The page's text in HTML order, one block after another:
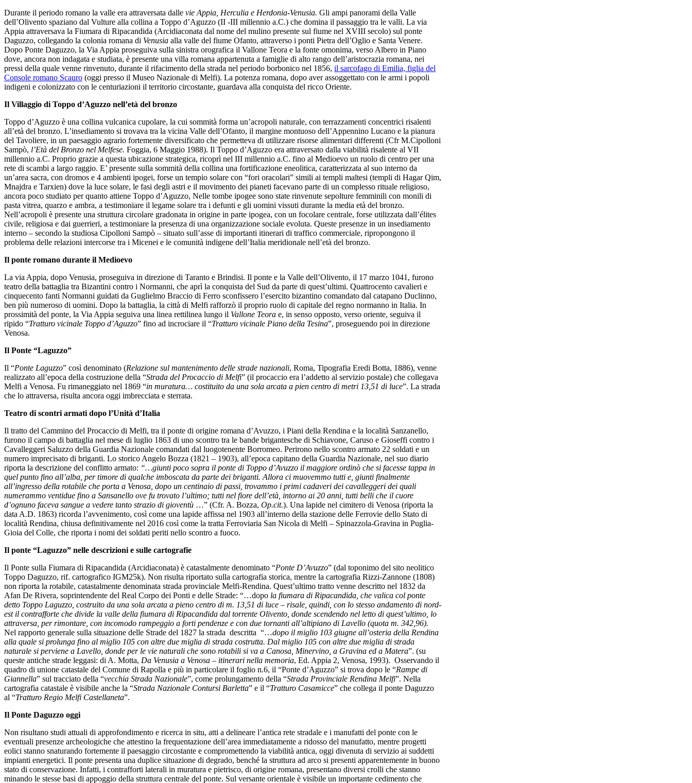
Durante il periodo romano la valle era attraversata dalle vie Appia, Herculia e Herdonia-Venusia. Gli ampi panorami della Valle
dell’Olivento spaziano dal Vulture alla collina a Toppo d’Aguzzo (II -III millennio a.C.) che domina il passaggio tra le valli. La via
Appia attraversava la Fiumara di Ripacandida (Arcidiaconata dal nome del mulino presente sul fiume nel XVIII secolo) sul ponte
Daguzzo, collegando la colonia romana di Venusia alla valle del fiume Ofanto, attraverso i ponti Pietra dell’Oglio e Santa Venere.
Dopo Ponte Daguzzo, la Via Appia proseguiva sulla sinistra orografica il Vallone Teora e la fonte omonima, verso Albero in Piano
dove, ancora non indagata e studiata, è presente una villa romana appartenuta a famiglie di alto rango dell’aristocrazia romana, nei
pressi della quale venne rinvenuto, durante il rifacimento della strada nel periodo borbonico nel 1856, il sarcofago di Emilia, figlia del
Console romano Scauro (oggi presso il Museo Nazionale di Melfi). La potenza romana, dopo aver assoggettato con le armi i popoli
indigeni e colonizzato con le centuriazioni il territorio circostante, guardava alla conquista del ricco Oriente.
Il Villaggio di Toppo d’Aguzzo nell’età del bronzo
Toppo d’Aguzzo è una collina vulcanica cupolare, la cui sommità forma un’acropoli naturale, con terrazzamenti concentrici risalenti
all’età del bronzo. L’insediamento si trovava tra la vicina Valle dell’Ofanto, il margine montuoso dell’Appennino Lucano e la pianura
del Tavoliere, in un paesaggio agrario fortemente diversificato che permetteva di utilizzare risorse alimentari differenti (Cfr M.Cipolloni
Sampò, l’Età del Bronzo nel Melfese. Foggia, 6 Maggio 1988). Il Toppo d’Aguzzo era attraversato dalla viabilità risalente al VII
millennio a.C. Proprio grazie a questa ubicazione strategica, ricoprì nel III millennio a.C. fino al Medioevo un ruolo di centro per una
rete di scambi a largo raggio. E’ presente sulla sommità della collina una fortificazione eneolitica, caratterizzata al suo interno da
un’area sacra, con dromos e 4 ambienti ipogei, forse un tempio solare con “fori oracolari” simili ai templi maltesi (templi di Hagar Qim,
Mnajdra e Tarxien) dove la luce solare, le fasi degli astri e il movimento dei pianeti facevano parte di un complesso rituale religioso,
ancora poco studiato per quanto attiene Toppo d’Aguzzo, Nelle tombe ipogee sono state rinvenute sepolture femminili con monili di
pasta vitrea, quarzo e ambra, a testimoniare il legame solare tra i defunti e gli uomini vissuti durante la media età del bronzo.
Nell’acropoli è presente una struttura circolare gradonata in origine in parte ipogea, con un focolare centrale, forse utilizzata dall’élites
civile, religiosa e dai guerrieri, a testimoniare la presenza di una organizzazione sociale evoluta. Queste presenze in un insediamento
interno – secondo la studiosa Cipolloni Sampò – situato sull’asse di importanti itinerari di traffico commerciale, ripropongono il
problema delle relazioni intercorse tra i Micenei e le comunità indigene dell’Italia meridionale nell’età del bronzo.
Il ponte romano durante il Medioevo
La via Appia, dopo Venusia, proseguiva in direzione di Taranto e Brindisi. Il ponte e la Valle dell’Olivento, il 17 marzo 1041, furono
teatro della battaglia tra Bizantini contro i Normanni, che aprì la conquista del Sud da parte di quest’ultimi. Quattrocento cavalieri e
cinquecento fanti Normanni guidati da Guglielmo Braccio di Ferro sconfissero l’esercito bizantino comandato dal catapano Duclinno,
ben più numeroso di uomini. Dopo la battaglia, la città di Melfi rafforzò il proprio ruolo di capitale del regno normanno in Italia. In
prossimità del ponte, la Via Appia seguiva una linea rettilinea lungo il Vallone Teora e, in senso opposto, verso oriente, seguiva il
ripido “Tratturo vicinale Toppo d’Aguzzo” fino ad incrociare il “Tratturo vicinale Piano della Tesina”, proseguendo poi in direzione
Venosa.
Il Ponte “Laguzzo”
Il “Ponte Laguzzo” così denominato (Relazione sul mantenimento delle strade nazionali, Roma, Tipografia Eredi Botta, 1886), venne
realizzato all’epoca della costruzione della “Strada del Procaccio di Melfi” (il procaccio era l’addetto al servizio postale) che collegava
Melfi a Venosa. Fu rimaneggiato nel 1869 “in muratura… costituito da una sola arcata a pien centro di metri 13,51 di luce”. La strada
che lo attraversa, risulta ancora oggi imbrecciata e sterrata.
Teatro di scontri armati dopo l’Unità d’Italia
Il tratto del Cammino del Procaccio di Melfi, tra il ponte di origine romana d’Avuzzo, i Piani della Rendina e la località Sanzanello,
furono il campo di battaglia nel mese di luglio 1863 di uno scontro tra le bande brigantesche di Schiavone, Caruso e Gioseffi contro i
Cavalleggeri Saluzzo della Guardia Nazionale comandati dal luogotenente Borromeo. Perirono nello scontro armato 22 soldati e un
numero imprecisato di briganti. Lo storico Angelo Bozza (1821 – 1903), all’epoca capitano della Guardia Nazionale, nel suo diario
riporta la descrizione del conflitto armato: “…giunti poco sopra il ponte di Toppo d’Avuzzo il maggiore ordinò che si facesse tappa in
quel punto fino all’alba, per timore di qualche imboscata da parte dei briganti. Allora ci muovemmo tutti e, giunti finalmente
all’ingresso della rotabile che porta a Venosa, dopo un centinaio di passi, trovammo i primi cadaveri dei cavalleggeri dei quali
numerammo ventidue fino a Sansanello ove fu trovato l’ultimo; tutti nel fiore dell’età, intorno ai 20 anni, tutti belli che il cuore
d’ognuno faceva sangue a vedere tanto strazio di gioventù …” (Cfr. A. Bozza, Op.cit.). Una lapide nel cimitero di Venosa (riporta la
data A.D. 1863) ricorda l’avvenimento, così come una lapide affissa nel 1903 all’interno della stazione delle Ferrovie dello Stato di
località Rendina, chiusa definitivamente nel 2016 così come la tratta Ferroviaria San Nicola di Melfi – Spinazzola-Gravina in Puglia-
Gioia del Colle, che riporta i nomi dei soldati periti nello scontro a fuoco.
Il ponte “Laguzzo” nelle descrizioni e sulle cartografie
Il Ponte sulla Fiumara di Ripacandida (Arcidiaconata) è catastalmente denominato “Ponte D’Avuzzo” (dal toponimo del sito neolitico
Toppo Daguzzo, rif. cartografico IGM25k). Non risulta riportato sulla cartografia storica, mentre la cartografia Rizzi-Zannone (1808)
non riporta la rotabile, catastalmente denominata strada provinciale Melfi-Rendina. Quest’ultimo tratto venne descritto nel 1832 da
Afan De Rivera, soprintendente del Real Corpo dei Ponti e delle Strade: “…dopo la fiumara di Ripacandida, che valica col ponte
detto Toppo Laguzzo, costruito da una sola arcata a pieno centro di m. 13,51 di luce – risale, quindi, con lo stesso andamento di nord-
est il contrafforte che divide la valle della fiumara di Ripacandida dal torrente Olivento, donde scendendo nel letto di quest’ultimo, lo
attraversa, per rimontare, con incomodo rampeggio a forti pendenze e con due tornanti all’altipiano di Lavello (quota m. 342,96).
Nel rapporto generale sulla situazione delle Strade del 1827 la strada descritta “…dopo il miglio 103 giugne all’osteria della Rendina
alla quale si prolunga fino al miglio 105 con altre due miglia di strada costrutta. Dal miglio 105 con altre due miglia di strada
naturale si perviene a Lavello, donde per le vie naturali che sono rotabili si va a Canosa, Minervino, a Gravina ed a Matera”. (su
queste antiche strade leggasi: di A. Motta, Da Venusia a Venosa – itinerari nella memoria, Ed. Appia 2, Venosa, 1993). Osservando il
quadro di unione catastale del Comune di Rapolla e più in particolare il foglio n.6, il “Ponte d’Aguzzo” si trova dopo le “Rampe di
Giannella” sul tracciato della “vecchia Strada Nazionale”, come prolungamento della “Strada Provinciale Rendina Melfi”. Nella
cartografia catastale è visibile anche la “Strada Nazionale Contursi Barletta” e il “Tratturo Casamicce” che collega il ponte Daguzzo
al “Tratturo Regio Melfi Castellaneta”.
Il Ponte Daguzzo oggi
Non risultano studi attuali di approfondimento e ricerca in situ, atti a delineare l’antica rete stradale e i manufatti del ponte con le
eventuali presenze archeologiche che attestino la frequentazione dell’area immediatamente a ridosso del manufatto, mentre progetti
eolici stanno snaturando fortemente il paesaggio circostante e compromettendo la viabilità antica, oggi divenuta di servizio ai suddetti
impianti energetici. Il ponte presenta una duplice situazione di degrado, benché la struttura ad arco si presenti apparentemente in buono
stato di conservazione. Infatti, i contrafforti laterali in muratura e pietrisco, di origine romana, presentano diversi crolli che stanno
minando le stesse basi di appoggio della struttura centrale del ponte. Sul versante orientale è visibile un importante cedimento che